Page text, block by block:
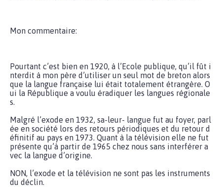
Mon commentaire:
Pourtant c’est bien en 1920, à l’Ecole publique, qu’il fût i
nterdit à mon père d’utiliser un seul mot de breton alors
que la langue française lui était totalement étrangère. O
ui la République a voulu éradiquer les langues régionale
s.
Malgré l’exode en 1932, sa-leur- langue fut au foyer, parl
ée en société lors des retours périodiques et du retour d
éfinitif au pays en 1973. Quant à la télévision elle ne fut
présente qu’à partir de 1965 chez nous sans interférer a
vec la langue d’origine.
NON, l’exode et la télévision ne sont pas les instruments
du déclin.